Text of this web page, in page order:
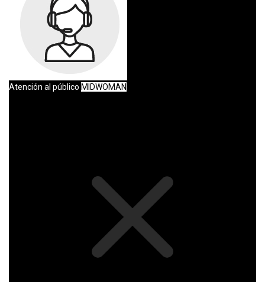
Atención al público MIDWOMAN